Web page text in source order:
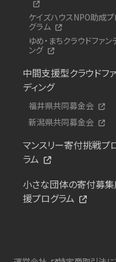
ケイズハウスNPO助成プ
グラム
ゆめ・まちクラウドファン
ング
中間支援型クラウドフ
ディング
福井県共同募金会
新潟県共同募金会
マンスリー寄付挑戦プ
ラム
小さな団体の寄付募
援プログラム